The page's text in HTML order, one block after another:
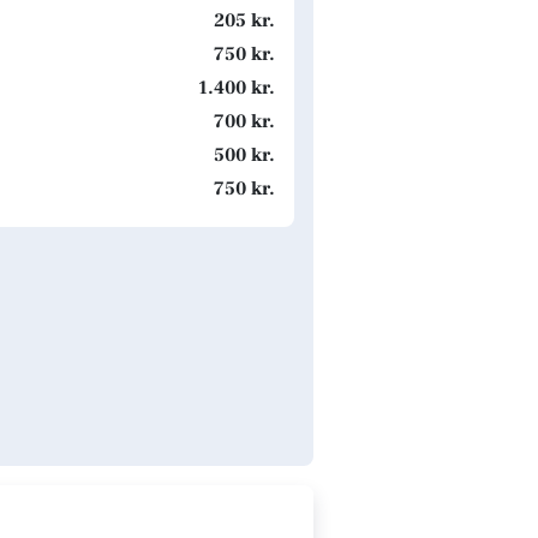
205 kr.
750 kr.
1.400 kr.
700 kr.
500 kr.
750 kr.